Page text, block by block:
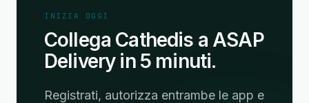
INIZIA OGGI
Collega Cathedis a ASAP
Delivery in 5 minuti.
Registrati, autorizza entrambe le app e